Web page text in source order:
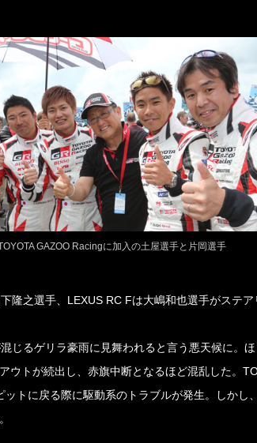
GAZOO Racingに加入の土屋選手と片岡選手
隆之選手、LEXUS RC Fは大嶋和也選手がステア
じるゲリラ豪雨に見舞われると言う悪天候に。
ウトが続出し、赤旗中断となるほど混乱した。
トに戻る際に駆動系のトラブルが発生。しかし